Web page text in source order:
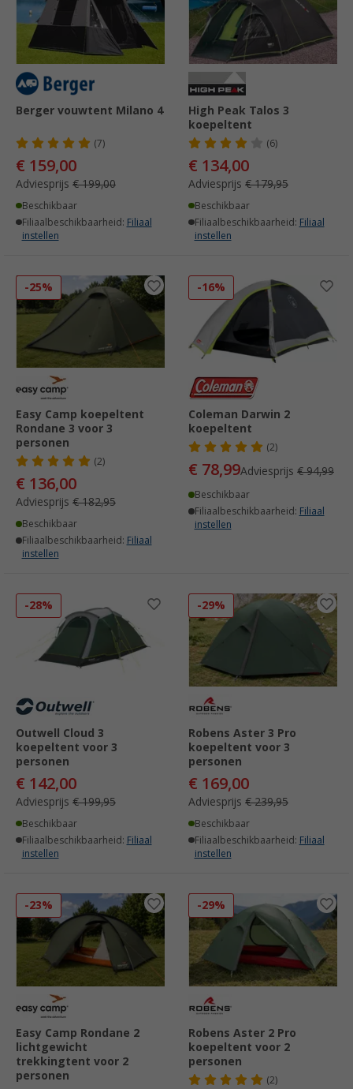
Berger vouwtent Milano 4
(7)
€ 159,00
Adviesprijs € 199,00
Beschikbaar
Filiaalbeschikbaarheid: Filiaal
instellen
High Peak Talos 3
koepeltent
(6)
€ 134,00
Adviesprijs € 179,95
Beschikbaar
Filiaalbeschikbaarheid: Filiaal
instellen
-25%
Easy Camp koepeltent
Rondane 3 voor 3
personen
(2)
€ 136,00
Adviesprijs € 182,95
Beschikbaar
Filiaalbeschikbaarheid: Filiaal
instellen
-16%
Coleman Darwin 2
koepeltent
(2)
€ 78,99Adviesprijs € 94,99
Beschikbaar
Filiaalbeschikbaarheid: Filiaal
instellen
-28%
Outwell Cloud 3
koepeltent voor 3
personen
€ 142,00
Adviesprijs € 199,95
Beschikbaar
Filiaalbeschikbaarheid: Filiaal
instellen
-29%
Robens Aster 3 Pro
koepeltent voor 3
personen
€ 169,00
Adviesprijs € 239,95
Beschikbaar
Filiaalbeschikbaarheid: Filiaal
instellen
-23%
Easy Camp Rondane 2
lichtgewicht
trekkingtent voor 2
personen
-29%
Robens Aster 2 Pro
koepeltent voor 2
personen
(2)